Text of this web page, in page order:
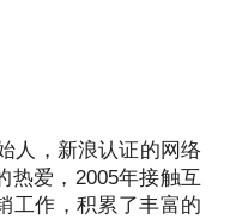
细的准备，提升见面
销效果。
，不论你倾向于自建
人，新浪认证的网络
热爱，2005年接触互
工作，积累了丰富的